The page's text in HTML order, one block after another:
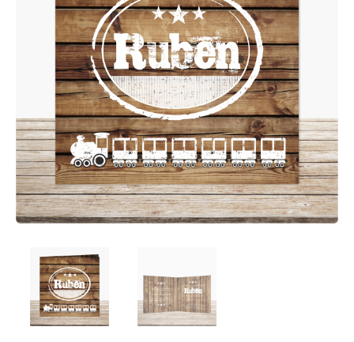
Afsprakenkaartjes
Ansichtkaarten
Briefpapier
Brochures
Cadeaubonnen
Certificaten/Diploma's
Doordruksets
Enveloppen
Etiketten
Folders
Foto's
Geboortekaartjes
Hand-outs/Losbladig
Inloggen
Winkelwagen